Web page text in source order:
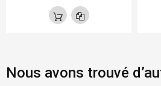
Nous avons trouvé